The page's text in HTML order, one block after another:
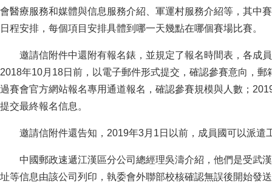
會醫療服務和媒體與信息服務介紹、軍運村服務介紹等，其中
日程安排，每個項目安排具體到哪一天幾點在哪個賽場比賽。
邀請信附件中還附有報名錶，並規定了報名時間表，各成
2018年10月18日前，以電子郵件形式提交，確認參賽意向，
過賽會官方網站報名專用通道報名，確認參賽規模與人數；
提交最終報名信息。
邀請信附件還告知，2019年3月1日以前，成員國可以派遣
中國郵政速遞江漢區分公司總經理吳濤介紹，他們是受武
址等信息由該公司列印，執委會外聯部校核確認無誤後開始發